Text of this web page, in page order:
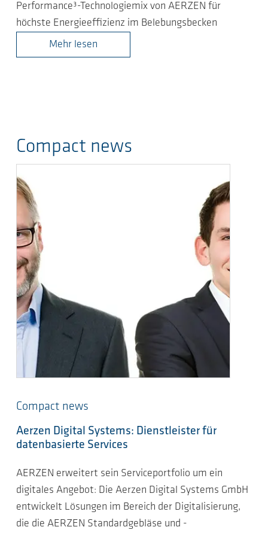
Performance³-Technologiemix von AERZEN für
höchste Energieeffizienz im Belebungsbecken
Mehr lesen
Compact news
Compact news
Aerzen Digital Systems: Dienstleister für
datenbasierte Services
AERZEN erweitert sein Serviceportfolio um ein
digitales Angebot: Die Aerzen Digital Systems GmbH
entwickelt Lösungen im Bereich der Digitalisierung,
die die AERZEN Standardgebläse und -